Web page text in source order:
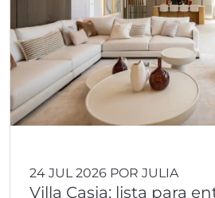
24 JUL 2026 POR JULIA
Villa Casia: lista para